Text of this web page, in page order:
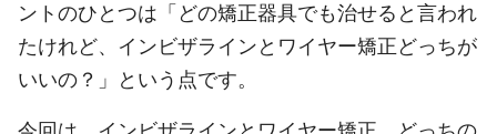
ントのひとつは「どの矯正器具でも治せると言われ
たけれど、インビザラインとワイヤー矯正どっちが
いいの？」という点です。